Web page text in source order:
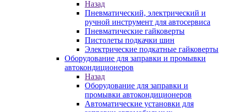
Назад
Пневматический, электрический и
ручной инструмент для автосервиса
Пневматические гайковерты
Пистолеты подкачки шин
Электрические подкатные гайковерты
Оборудование для заправки и промывки
автокондиционеров
Назад
Оборудование для заправки и
промывки автокондиционеров
Автоматические установки для